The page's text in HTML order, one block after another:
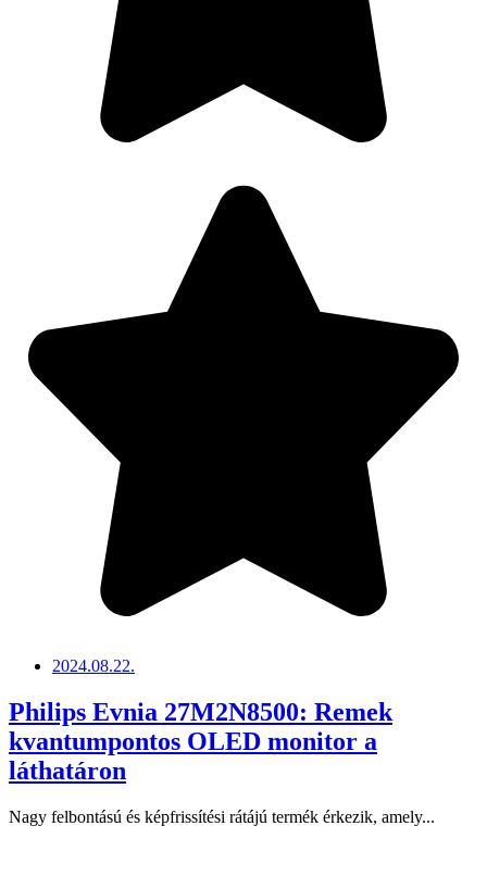
2024.08.22.
Philips Evnia 27M2N8500: Remek
kvantumpontos OLED monitor a
láthatáron
Nagy felbontású és képfrissítési rátájú termék érkezik, amely...